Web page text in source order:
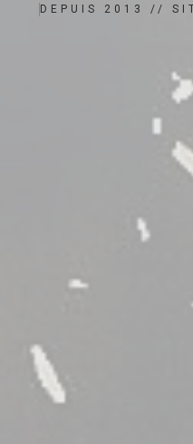
DEPUIS 2013 //